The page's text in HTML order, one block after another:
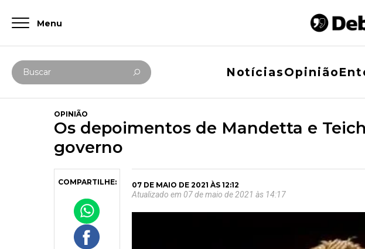
Menu
Digite abaixo sua busca
Buscar
NotíciasOpinião
OPINIÃO
Os depoimentos de Mandetta e
governo
COMPARTILHE: 07 DE MAIO DE 2021 ÀS 12:12
Atualizado em 07 de maio de 2021 às 14:17